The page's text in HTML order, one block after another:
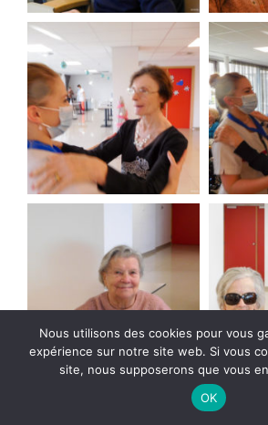
Nous utilisons des cookies pour vous
expérience sur notre site web. Si vous
site, nous supposerons que vous
OK